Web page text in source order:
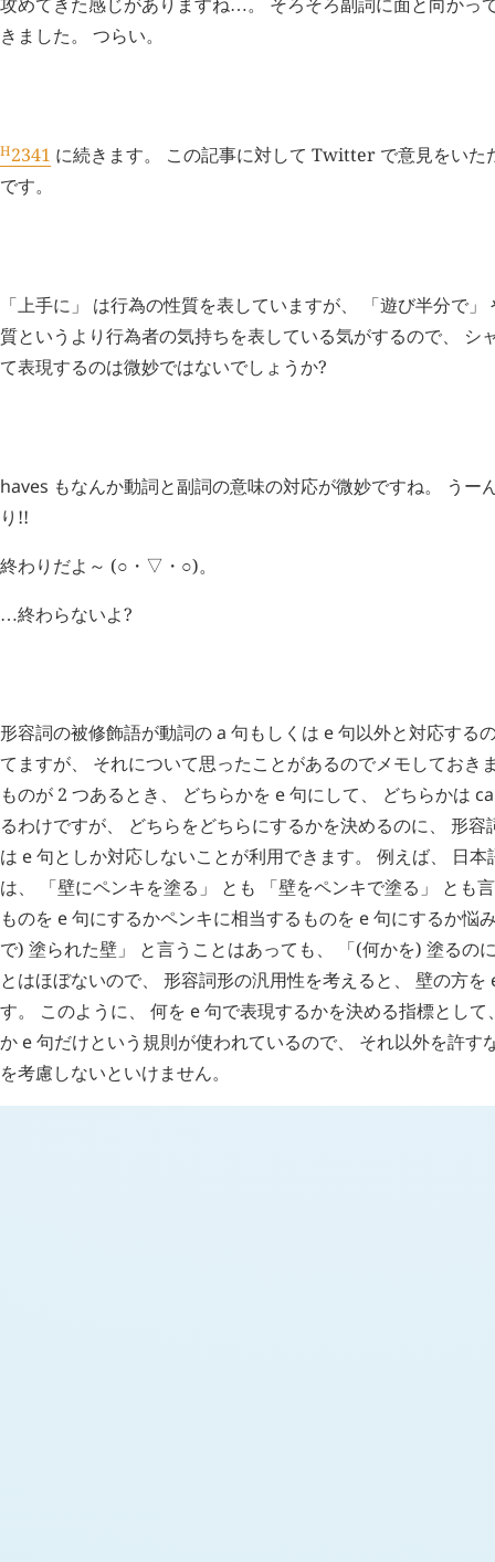
…
きました。 つらい。
H2341 に続きます。 この記事に対して Twitter で意見をいた
です。
「上手に」 は行為の性質を表していますが、 「遊び半分で
質というより行為者の気持ちを表している気がするので、 シ
て表現するのは微妙ではないでしょうか?
haves もなんか動詞と副詞の意味の対応が微妙ですね。 うー
り!!
終わりだよ～ (○・▽・○)。
…終わらないよ?
形容詞の被修飾語が動詞のa 句もしくは e句以外と対応する
てますが、 それについて思ったことがあるのでメモしておき
ものが 2 つあるとき、 どちらかを e句にして、 どちらかは ca
るわけですが、 どちらをどちらにするかを決めるのに、 形
は e句としか対応しないことが利用できます。 例えば、 日
は、 「壁にペンキを塗る」 とも 「壁をペンキで塗る」 とも
ものを e句にするかペンキに相当するものを e句にするか悩
で) 塗られた壁」 と言うことはあっても、 「(何かを) 塗るの
とはほぼないので、 形容詞形の汎用性を考えると、 壁の方を
す。 このように、 何を e句で表現するかを決める指標とし
か e句だけという規則が使われているので、 それ以外を許す
を考慮しないといけません。